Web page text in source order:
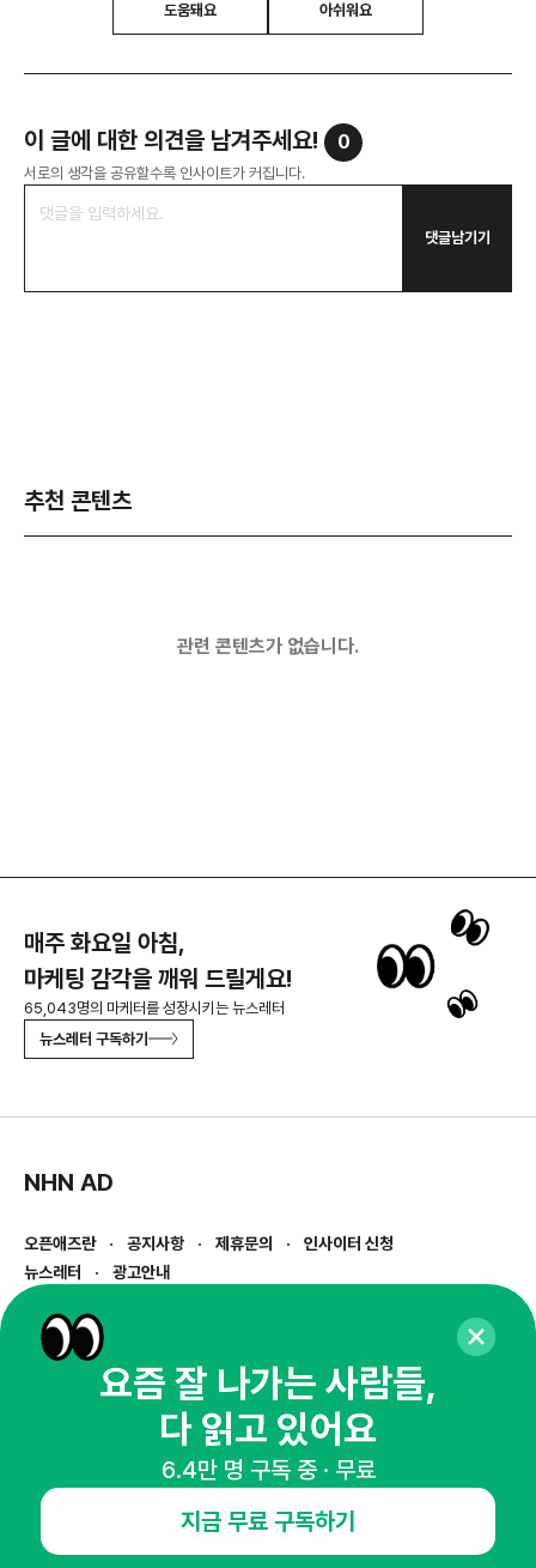
도움돼요 아쉬워요
이 글에 대한 의견을 남겨주세요! 0
서로의 생각을 공유할수록 인사이트가 커집니다.
댓글남기기
추천 콘텐츠
관련 콘텐츠가 없습니다.
매주 화요일 아침,
마케팅 감각을 깨워 드릴게요!
65,043명의 마케터를 성장시키는 뉴스레터
뉴스레터 구독하기
NHN AD
오픈애즈란 공지사항 제휴문의
인사이터 신청
뉴스레터
광고안내
경기도 성남시 분당구 대왕판교로645번길 16
사업자등록번호 : 144-81-27690(
통신판매업신고번호 : 2014-경기성남-1023
호스팅서비스사업자 : 오픈애즈
1800-2198
openads@openads.co.kr
이용약관
요즘 잘 나가는 사람들,
다 읽고 있어요
6.4만 명 구독 중 · 무료
지금 무료 구독하기